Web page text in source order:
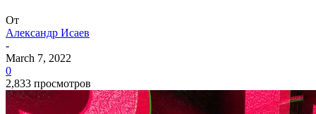
От
Александр Исаев
-
March 7, 2022
0
2,833 просмотров